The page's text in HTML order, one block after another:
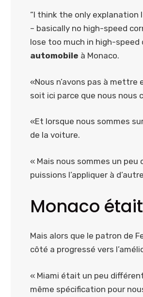
“I think the only explanation
– basically no high-speed
lose too much in high-speed
automobile à Monaco.
«Nous n’avons pas à
soit ici parce que nous nous
«Et lorsque nous sommes
de la voiture.
« Mais nous sommes un
puissions l’appliquer à
Monaco
Mais alors que le patron de
côté a progressé vers
« Miami était un peu
même spécification pour